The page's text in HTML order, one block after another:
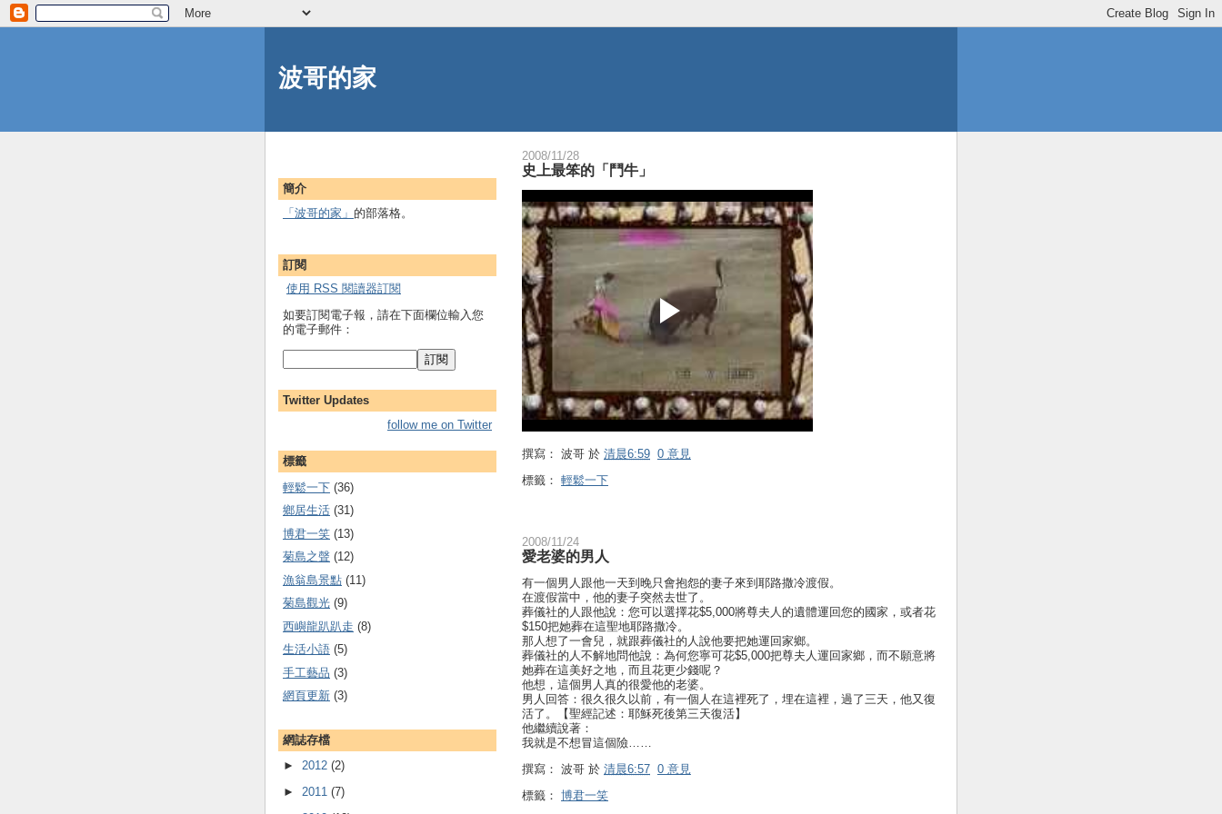
波哥的家
2008/11/28
史上最笨的「鬥牛」
撰寫： 波哥 於 清晨6:59 0 意見
標籤： 輕鬆一下
2008/11/24
愛老婆的男人
有一個男人跟他一天到晚只會抱怨的妻子來到耶路撒冷渡假。
在渡假當中，他的妻子突然去世了。
葬儀社的人跟他說：您可以選擇花$5,000將尊夫人的遺體運回您的國家，或者花
$150把她葬在這聖地耶路撒冷。
那人想了一會兒，就跟葬儀社的人說他要把她運回家鄉。
葬儀社的人不解地問他說：為何您寧可花$5,000把尊夫人運回家鄉，而不願意將
她葬在這美好之地，而且花更少錢呢？
他想，這個男人真的很愛他的老婆。
男人回答：很久很久以前，有一個人在這裡死了，埋在這裡，過了三天，他又復
活了。【聖經記述：耶穌死後第三天復活】
他繼續說著：
我就是不想冒這個險……
撰寫： 波哥 於 清晨6:57 0 意見
標籤： 博君一笑
簡介
「波哥的家」 的部落格。
訂閱
使用 RSS 閱讀器訂閱
如要訂閱電子報，請在下面欄位輸入您
的電子郵件：
Twitter Updates
follow me on Twitter
標籤
輕鬆一下 (36)
鄉居生活 (31)
博君一笑 (13)
菊島之聲 (12)
漁翁島景點 (11)
菊島觀光 (9)
西嶼龍趴趴走 (8)
生活小語 (5)
手工藝品 (3)
網頁更新 (3)
網誌存檔
► 2012 (2)
► 2011 (7)